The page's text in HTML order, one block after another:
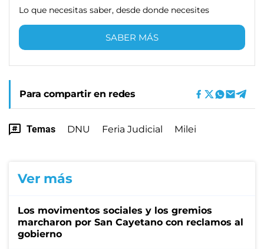
Lo que necesitas saber, desde donde necesites
SABER MÁS
Para compartir en redes
Temas DNU Feria Judicial Milei
Ver más
Los movimentos sociales y los gremios
marcharon por San Cayetano con reclamos al
gobierno